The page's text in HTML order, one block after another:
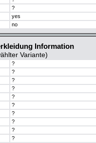
?
yes
no
Information
Variante)
?
?
?
?
?
?
?
?
?
?